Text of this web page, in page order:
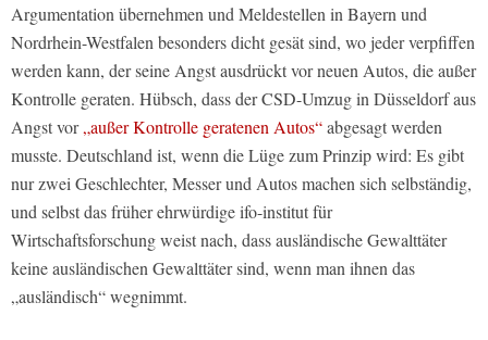
Argumentation übernehmen und Meldestellen in Bayern und
Nordrhein-Westfalen besonders dicht gesät sind, wo jeder verpfiffen
werden kann, der seine Angst ausdrückt vor neuen Autos, die außer
Kontrolle geraten. Hübsch, dass der CSD-Umzug in Düsseldorf aus
Angst vor„außer Kontrolle geratenen Autos“abgesagt werden
musste. Deutschland ist, wenn die Lüge zum Prinzip wird: Es gibt
nur zwei Geschlechter, Messer und Autos machen sich selbständig,
und selbst das früher ehrwürdige ifo-institut für
Wirtschaftsforschung weist nach, dass ausländische Gewalttäter
keine ausländischen Gewalttäter sind, wenn man ihnen das
„ausländisch“ wegnimmt.